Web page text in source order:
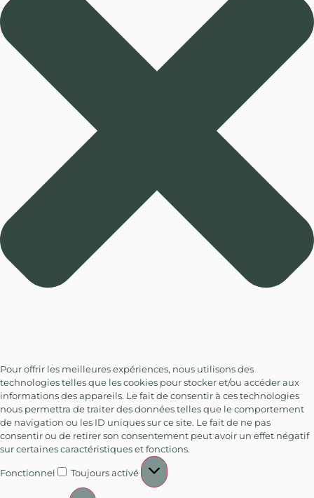
Pour offrir les meilleures expériences, nous utilisons des
technologies telles que les cookies pour stocker et/ou accéder aux
informations des appareils. Le fait de consentir à ces technologies
nous permettra de traiter des données telles que le comportement
de navigation ou les ID uniques sur ce site. Le fait de ne pas
consentir ou de retirer son consentement peut avoir un effet négatif
sur certaines caractéristiques et fonctions.
Fonctionnel Toujours activé